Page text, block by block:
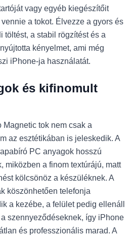
vagy egyéb kiegészítőit
a tokot. Élvezze a gyors és
töltést, a stabil rögzítést és a
kényelmet, ami még
iPhone-ja használatát.
és kifinomult
tok nem csak a
az esztétikában is jeleskedik. A
PC anyagok hosszú
miközben a finom textúrájú, matt
kölcsönöz a készüléknek. A
köszönhetően telefonja
a kezébe, a felület pedig ellenáll
szennyeződéseknek, így iPhone
és professzionális marad. A